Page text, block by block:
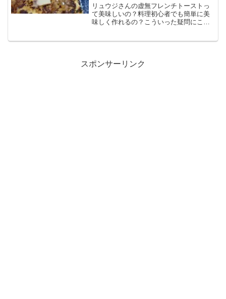
リュウジさんの虚無フレンチトーストっ
て美味しいの？料理初心者でも簡単に美
味しく作れるの？こういった疑問にこた
スポンサーリンク